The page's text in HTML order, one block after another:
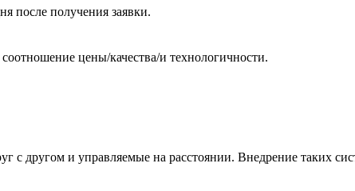
после получения заявки.
цены/качества/и технологичности.
с другом и управляемые на расстоянии. Внедрение таких